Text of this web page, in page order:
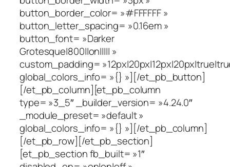
button_border_color= »#FFFFFF »
button_letter_spacing= »0.16em »
button_font= »Darker
Grotesque|800||on||||| »
custom_padding=
global_colors_info= »{} »][/et_pb_button]
[/et_pb_column][et_pb_column
type= »3_5″ _builder_version= »4.24.0″
_module_preset= »default »
global_colors_info= »{} »][/et_pb_column]
[/et_pb_row][/et_pb_section]
[et_pb_section fb_built= »1″